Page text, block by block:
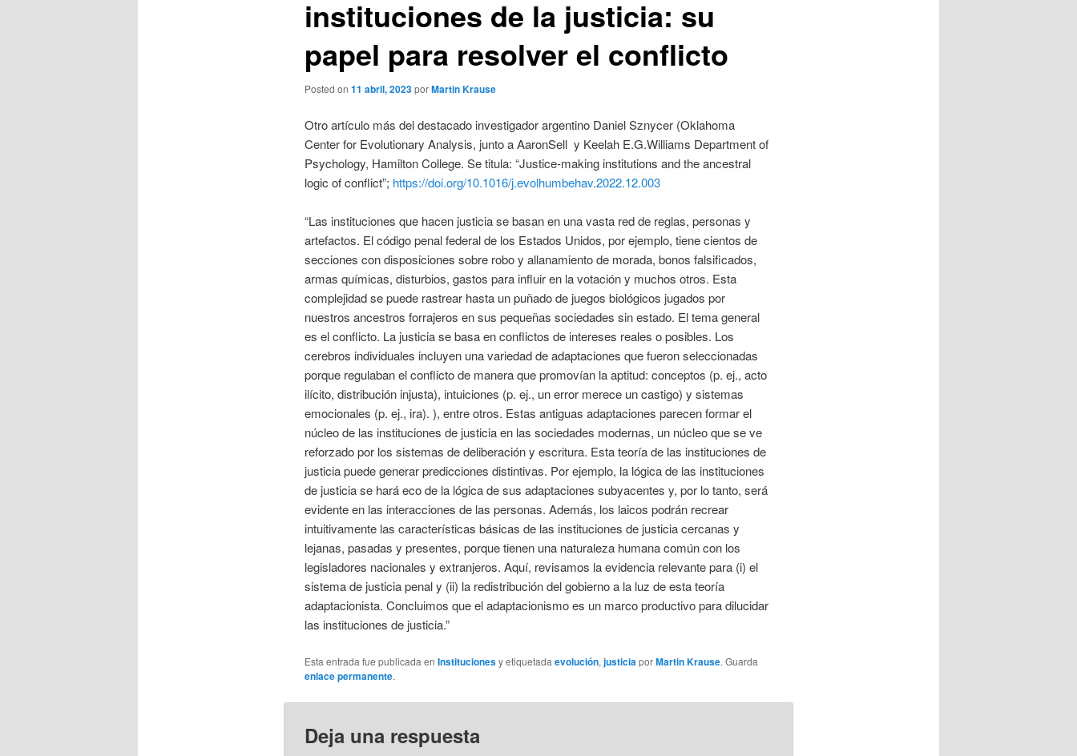
instituciones de la justicia: su
papel para resolver el conflicto
Posted on 11 abril, 2023porMartin Krause
Otro artículo más del destacado investigador argentino Daniel Sznycer (Oklahoma
Center for Evolutionary Analysis, junto a AaronSell y Keelah E.G.Williams Department of
Psychology, Hamilton College. Se titula: “Justice-making institutions and the ancestral
logic of conflict”; https://doi.org/10.1016/j.evolhumbehav.2022.12.003
“Las instituciones que hacen justicia se basan en una vasta red de reglas, personas y
artefactos. El código penal federal de los Estados Unidos, por ejemplo, tiene cientos de
secciones con disposiciones sobre robo y allanamiento de morada, bonos falsificados,
armas químicas, disturbios, gastos para influir en la votación y muchos otros. Esta
complejidad se puede rastrear hasta un puñado de juegos biológicos jugados por
nuestros ancestros forrajeros en sus pequeñas sociedades sin estado. El tema general
es el conflicto. La justicia se basa en conflictos de intereses reales o posibles. Los
cerebros individuales incluyen una variedad de adaptaciones que fueron seleccionadas
porque regulaban el conflicto de manera que promovían la aptitud: conceptos (p. ej., acto
ilícito, distribución injusta), intuiciones (p. ej., un error merece un castigo) y sistemas
emocionales (p. ej., ira). ), entre otros. Estas antiguas adaptaciones parecen formar el
núcleo de las instituciones de justicia en las sociedades modernas, un núcleo que se ve
reforzado por los sistemas de deliberación y escritura. Esta teoría de las instituciones de
justicia puede generar predicciones distintivas. Por ejemplo, la lógica de las instituciones
de justicia se hará eco de la lógica de sus adaptaciones subyacentes y, por lo tanto, será
evidente en las interacciones de las personas. Además, los laicos podrán recrear
intuitivamente las características básicas de las instituciones de justicia cercanas y
lejanas, pasadas y presentes, porque tienen una naturaleza humana común con los
legisladores nacionales y extranjeros. Aquí, revisamos la evidencia relevante para (i) el
sistema de justicia penal y (ii) la redistribución del gobierno a la luz de esta teoría
adaptacionista. Concluimos que el adaptacionismo es un marco productivo para dilucidar
las instituciones de justicia.”
Esta entrada fue publicada en Institucionesy etiquetada evolución, justiciaporMartin Krause. Guarda
enlace permanente.
Deja una respuesta